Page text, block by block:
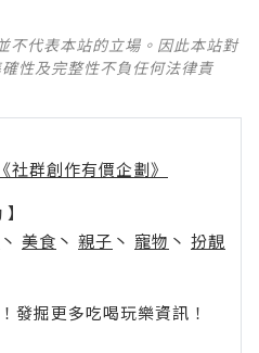
不代表本站的立場。因此本站對
性及完整性不負任何法律責
社群創作有價企劃》
丶 美食 丶 親子 丶 寵物 丶 扮靚
掘更多吃喝玩樂資訊！